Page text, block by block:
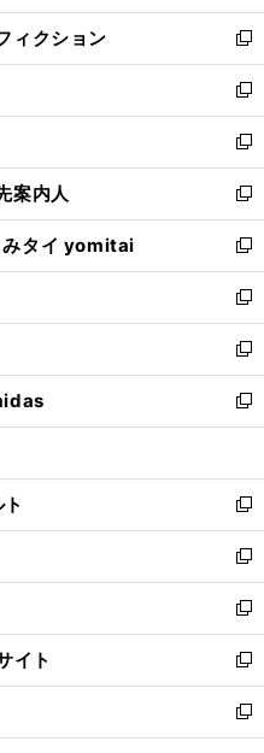
開
く
ウ
で
開
く
ン
ド
ウ
で
開
く
ウ
ィ
ン
ド
ウ
で
開
く
ィクション
新
し
い
ウ
ィ
ン
ド
ウ
で
開
く
新
し
い
ウ
ィ
ン
ド
ウ
で
開
く
新
し
い
ウ
ィ
ン
ド
ウ
で
開
く
案内人
新
し
い
ウ
ィ
ン
ド
ウ
で
開
みタイ yomitai
新
し
い
ウ
ィ
ン
ド
ウ
開
く
新
し
い
ウ
ィ
ン
ウ
で
開
く
新
し
い
ウ
ン
ド
ウ
で
開
く
新
し
ウ
ィ
ン
ド
ウ
で
開
く
新
し
い
ウ
ィ
ン
ド
ウ
で
開
新
し
い
ウ
ィ
ン
ド
ウ
新
し
い
ウ
ィ
ン
イト
新
し
い
ウ
新
し